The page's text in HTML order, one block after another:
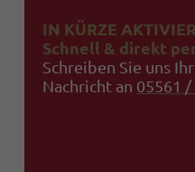
IN KÜRZE
Schnell & direkt
Schreiben Sie uns
Nachricht an 05561 /